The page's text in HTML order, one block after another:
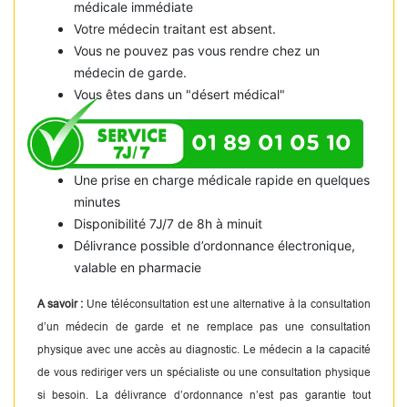
médicale immédiate
Votre médecin traitant est absent.
Vous ne pouvez pas vous rendre chez un
médecin de garde.
Vous êtes dans un "désert médical"
01 89 01 05 10
Une prise en charge médicale rapide en quelques
minutes
Disponibilité 7J/7 de 8h à minuit
Délivrance possible d’ordonnance électronique,
valable en pharmacie
A savoir : Une téléconsultation est une alternative à la consultation
d’un médecin de garde et ne remplace pas une consultation
physique avec une accès au diagnostic. Le médecin a la capacité
de vous rediriger vers un spécialiste ou une consultation physique
si besoin. La délivrance d’ordonnance n’est pas garantie tout